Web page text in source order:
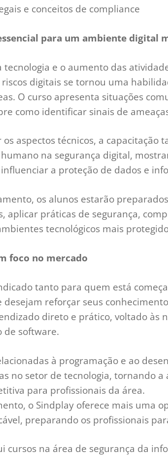
e conceitos de compliance
para um ambiente digital
tecnologia e o aumento das
digitais se tornou uma
O curso apresenta situações
como identificar sinais de
aspectos técnicos, a capacitação
na segurança digital,
a proteção de dados e
os alunos estarão
aplicar práticas de segurança,
tecnológicos mais
foco no mercado
tanto para quem está
desejam reforçar seus
direto e prático, voltado às
de software.
à programação e ao
no setor de tecnologia, tornando
para profissionais da área.
o Sindplay oferece mais uma
preparando os profissionais
cursos na área de segurança da